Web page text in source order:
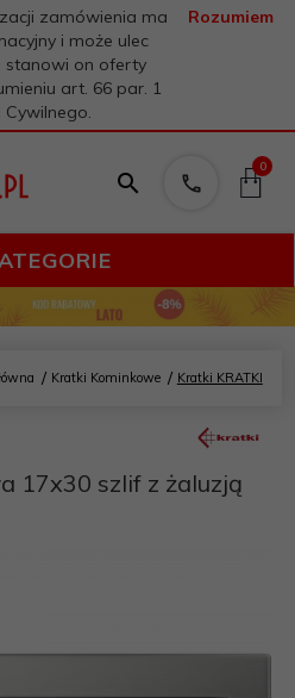
zamówienia ma
i może ulec
stanowi on oferty
art. 66 par. 1
Cywilnego.
Rozumiem
0
Kratki Kominkowe Kratki KRATKI
17x30 szlif z żaluzją